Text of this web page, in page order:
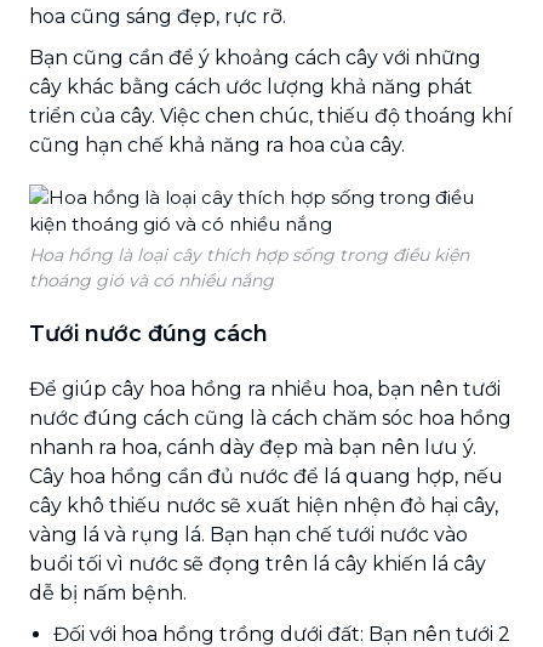
hoa cũng sáng đẹp, rực rỡ.
Bạn cũng cần để ý khoảng cách cây với những
cây khác bằng cách ước lượng khả năng phát
triển của cây. Việc chen chúc, thiếu độ thoáng khí
cũng hạn chế khả năng ra hoa của cây.
Hoa hồng là loại cây thích hợp sống trong điều kiện
thoáng gió và có nhiều nắng
Tưới nước đúng cách
Để giúp cây hoa hồng ra nhiều hoa, bạn nên tưới
nước đúng cách cũng là cách chăm sóc hoa hồng
nhanh ra hoa, cánh dày đẹp mà bạn nên lưu ý.
Cây hoa hồng cần đủ nước để lá quang hợp, nếu
cây khô thiếu nước sẽ xuất hiện nhện đỏ hại cây,
vàng lá và rụng lá. Bạn hạn chế tưới nước vào
buổi tối vì nước sẽ đọng trên lá cây khiến lá cây
dễ bị nấm bệnh.
Đối với hoa hồng trồng dưới đất: Bạn nên tưới 2